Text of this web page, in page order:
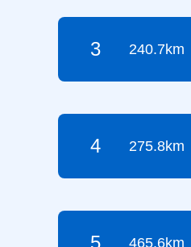
3 240.7km
4 275.8km
5 465.6km